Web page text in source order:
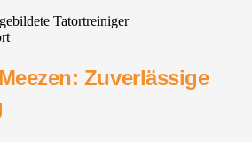
Zuverlässige